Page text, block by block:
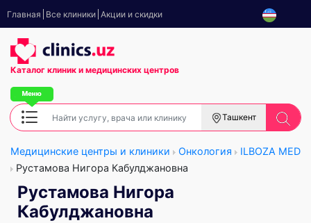
Главная Все клиники Акции и скидки
Каталог клиник и медицинских центров
Ташкент
Медицинские центры и клиники Онкология
ILBOZA MED
Рустамова Нигора Кабулджановна
Рустамова Нигора
Кабулджановна